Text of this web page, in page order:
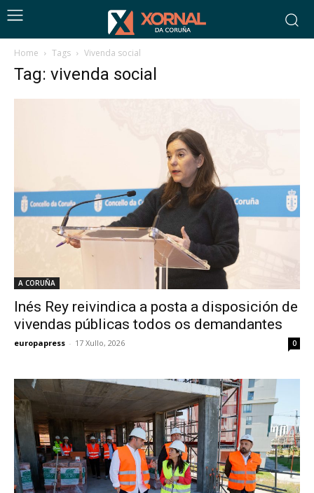
Home Tags Vivenda social
Tag: vivenda social
A CORUÑA
Inés Rey reivindica a posta a disposición de
vivendas públicas todos os demandantes
europapress - 17 Xullo, 2026 0